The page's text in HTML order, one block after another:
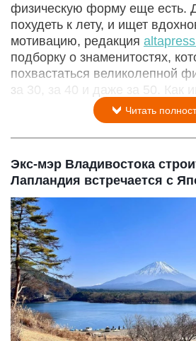
физическую форму еще есть.
похудеть к лету, и ищет
мотивацию, редакция
подборку о знаменитостях,
похвастаться великолепной
за 30, за 40 и даже за 50. Как
Читать
Экс-мэр Владивостока
Лапландия встречается с